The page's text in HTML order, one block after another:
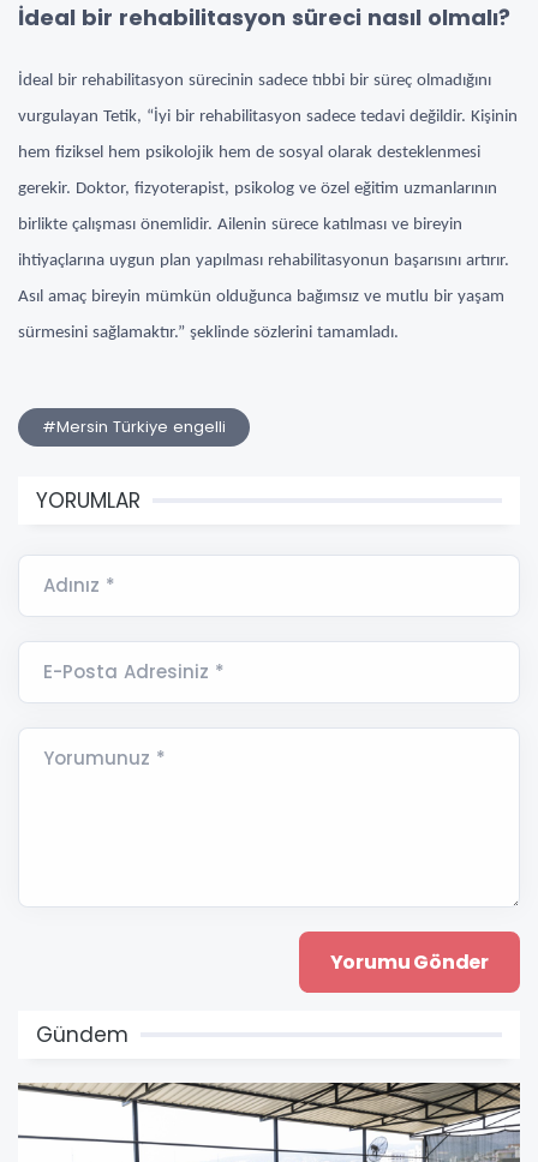
İdeal bir rehabilitasyon süreci nasıl olmalı?
İdeal bir rehabilitasyon sürecinin sadece tıbbi bir süreç olmadığını
vurgulayan Tetik, “İyi bir rehabilitasyon sadece tedavi değildir. Kişinin
hem fiziksel hem psikolojik hem de sosyal olarak desteklenmesi
gerekir. Doktor, fizyoterapist, psikolog ve özel eğitim uzmanlarının
birlikte çalışması önemlidir. Ailenin sürece katılması ve bireyin
ihtiyaçlarına uygun plan yapılması rehabilitasyonun başarısını artırır.
Asıl amaç bireyin mümkün olduğunca bağımsız ve mutlu bir yaşam
sürmesini sağlamaktır.” şeklinde sözlerini tamamladı.
#Mersin Türkiye engelli
YORUMLAR
Adınız *
E-Posta Adresiniz *
Yorumunuz *
Gündem